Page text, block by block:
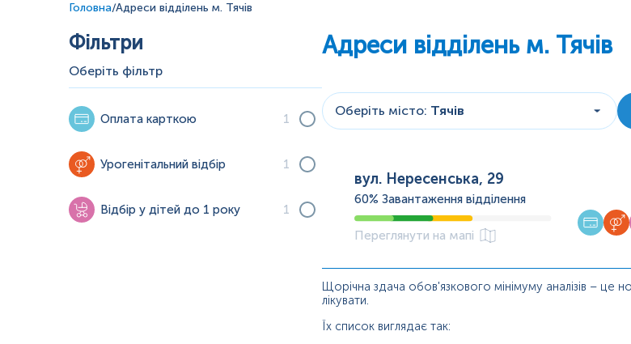
Головна/Адреси відділень м. Тячів
Фільтри
Оберіть фільтр
Оплата карткою 1
Урогенітальний відбір 1
Відбір у дітей до 1 року 1
Адреси відділень м. Тячів
Оберіть місто: Тячів
вул. Нересенська, 29
60% Завантаження відділення
Переглянути на мапі
Щорічна здача обов'язкового мінімуму аналізів – це
лікувати.
Їх список виглядає так: